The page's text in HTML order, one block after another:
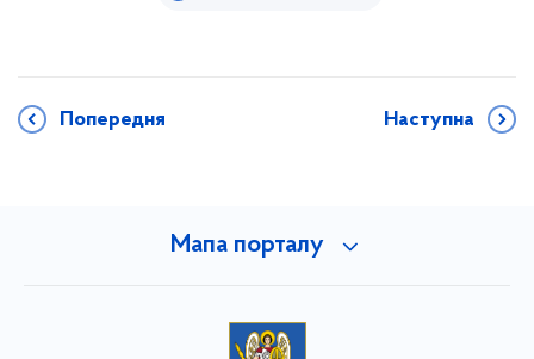
Попередня Наступна
Мапа порталу